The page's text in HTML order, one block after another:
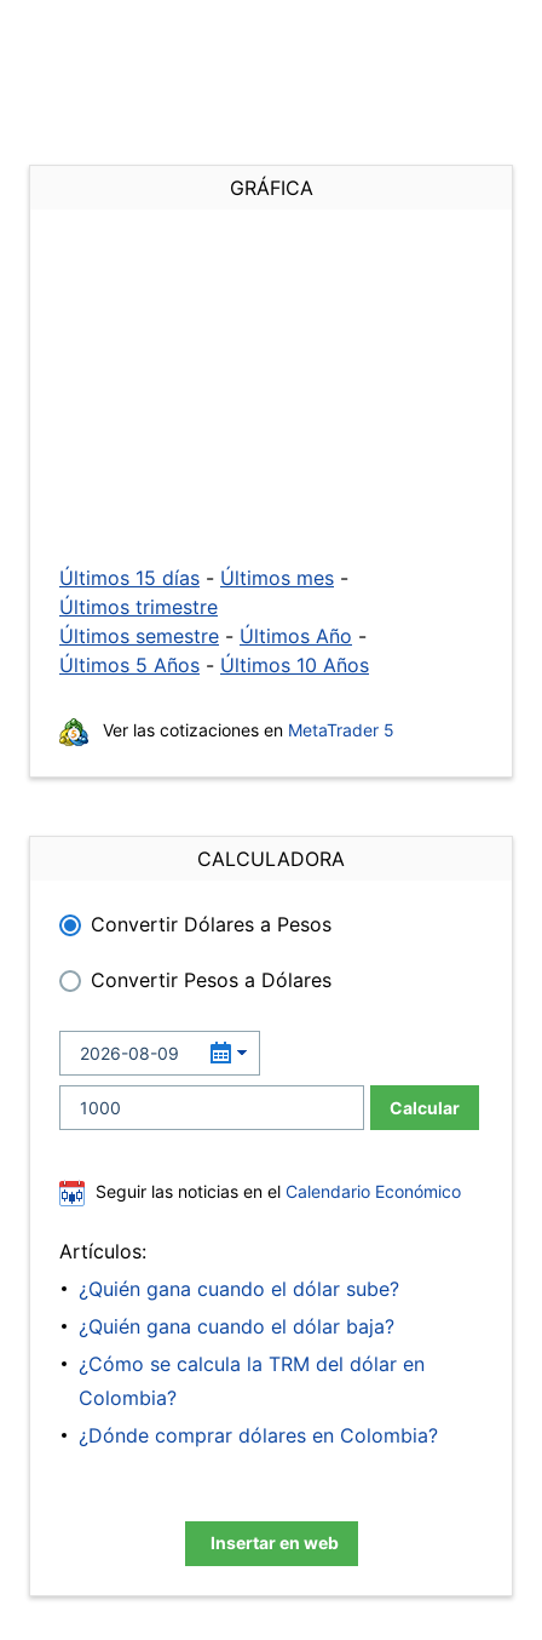
GRÁFICA
Últimos 15 días - Últimos mes -
Últimos trimestre
Últimos semestre - Últimos Año -
Últimos 5 Años - Últimos 10 Años
Ver las cotizaciones en MetaTrader 5
CALCULADORA
Convertir Dólares a Pesos
Convertir Pesos a Dólares
Calcular
Seguir las noticias en el Calendario Económico
Artículos:
¿Quién gana cuando el dólar sube?
¿Quién gana cuando el dólar baja?
¿Cómo se calcula la TRM del dólar en
Colombia?
¿Dónde comprar dólares en Colombia?
Insertar en web